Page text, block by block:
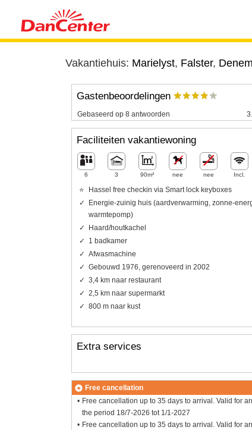
Vakantiehuis: Marielyst, Falster,
Gastenbeoordelingen
Gebaseerd op 8 antwoorden
Faciliteiten vakantiewoning
6 3 90m² nee nee Incl.
Hassel free checkin via Smart lock keyboxes
Energie-zuinig huis (aardverwarming, zonne-
warmtepomp)
Haard/houtkachel
1 badkamer
Afwasmachine
Gebouwd 1976, gerenoveerd in 2002
3,4 km naar restaurant
2,5 km naar supermarkt
800 m naar kust
Extra services
Free cancellation
Free cancellation up to 35 days to arrival. Valid for
the period 18/7-2026 tot 1/1-2027
Free cancellation up to 35 days to arrival. Valid for